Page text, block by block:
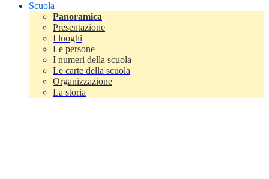
Scuola
Panoramica
Presentazione
I luoghi
Le persone
I numeri della scuola
Le carte della scuola
Organizzazione
La storia